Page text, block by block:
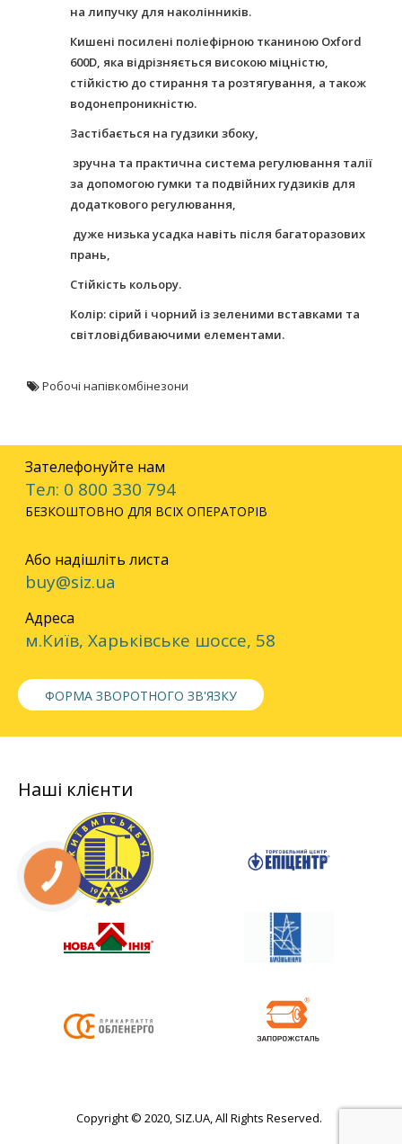
на липучку для наколінників.
Кишені посилені поліефірною тканиною Oxford
600D, яка відрізняється високою міцністю,
стійкістю до стирання та розтягування, а також
водонепроникністю.
Застібається на гудзики збоку,
зручна та практична система регулювання талії
за допомогою гумки та подвійних гудзиків для
додаткового регулювання,
дуже низька усадка навіть після багаторазових
прань,
Стійкість кольору.
Колір: сірий і чорний із зеленими вставками та
світловідбиваючими елементами.
Робочі напівкомбінезони
Зателефонуйте нам
Тел: 0 800 330 794
БЕЗКОШТОВНО ДЛЯ ВСІХ ОПЕРАТОРІВ
Або надішліть листа
buy@siz.ua
Адреса
м.Київ, Харьківське шоссе, 58
ФОРМА ЗВОРОТНОГО ЗВ'ЯЗКУ
Наші клієнти
Copyright © 2020, SIZ.UA, All Rights Reserved.